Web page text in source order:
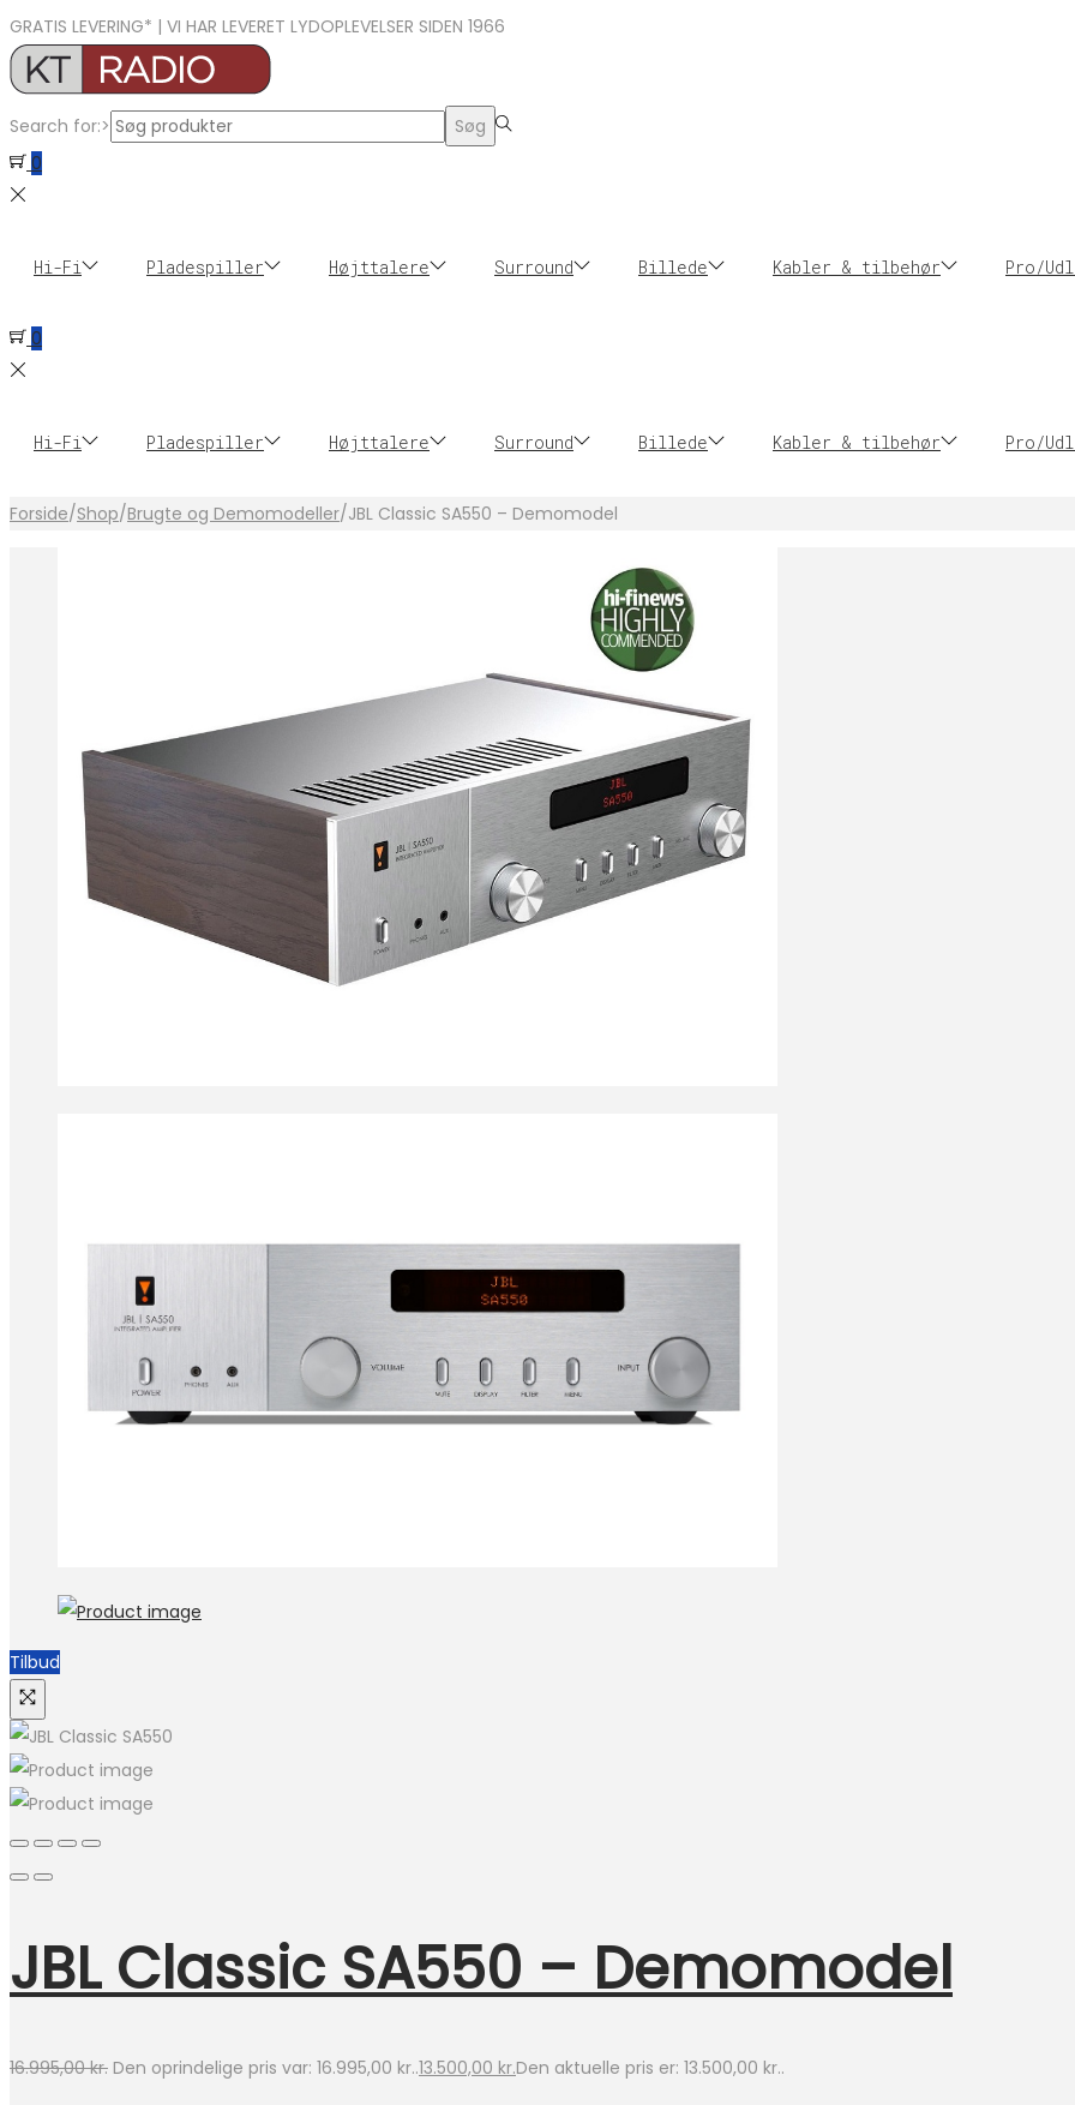
GRATIS LEVERING* | VI HAR LEVERET LYDOPLEVELSER SIDEN 1966
Search for:>
Søg
0
Hi-Fi Pladespiller Højttalere Surround Billede Kabler & tilbehør Pro/
0
Hi-Fi Pladespiller Højttalere Surround Billede Kabler & tilbehør Pro/
Forside/Shop/Brugte og Demomodeller/JBL Classic SA550 – Demomodel
Tilbud
JBL Classic SA550 – Demomodel
16.995,00kr. Den oprindelige pris var: 16.995,00 kr..13.500,00 kr.Den aktuelle pris er: 13.500,00 kr..